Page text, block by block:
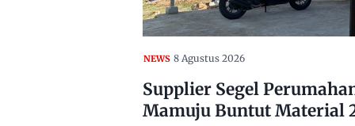
NEWS 8 Agustus 2026
Supplier Segel
Mamuju Buntut Material